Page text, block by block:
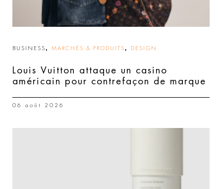
BUSINESS, MARCHÉS & PRODUITS, DESIGN
Louis Vuitton attaque un casino
américain pour contrefaçon de marque
06 août 2026